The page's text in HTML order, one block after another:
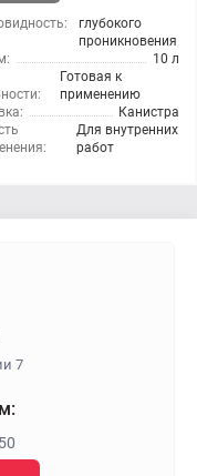
глубокого
проникновения
10 л
Готовая к
применению
Канистра
Для внутренних
работ
7